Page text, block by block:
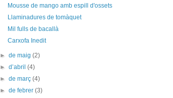
Mousse de mango amb espill d'ossets
Llaminadures de tomàquet
Mil fulls de bacallà
Carxofa Inedit
►de maig(2)
►d’abril(4)
►de març(4)
►de febrer(3)